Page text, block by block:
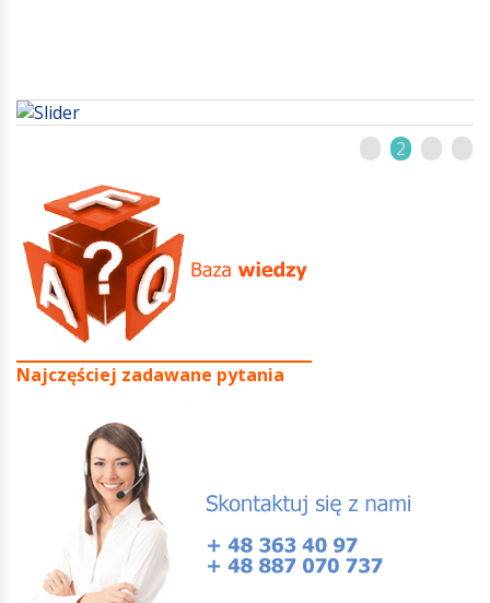
2
Najczęściej zadawane pytania